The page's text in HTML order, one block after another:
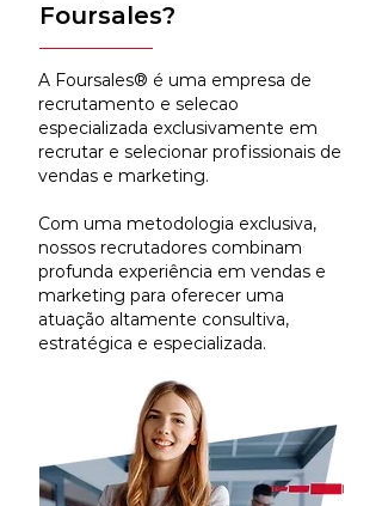
Foursales?
A Foursales® é uma empresa de
recrutamento e selecao
especializada exclusivamente em
recrutar e selecionar profissionais de
vendas e marketing.
Com uma metodologia exclusiva,
nossos recrutadores combinam
profunda experiência em vendas e
marketing para oferecer uma
atuação altamente consultiva,
estratégica e especializada.